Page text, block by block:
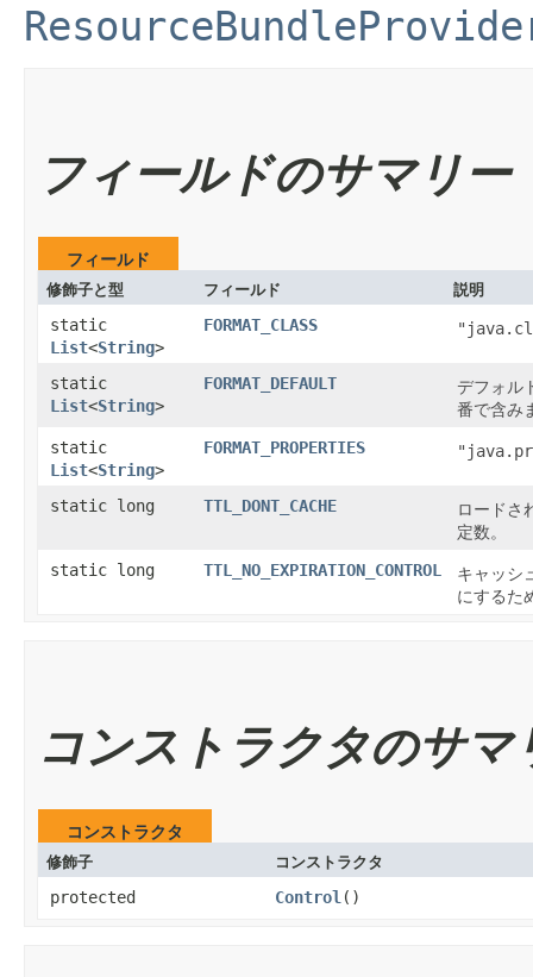
フィールドのサマリー
フィールド
修飾子と型 フィールド 説明
static
List<String>
FORMAT_CLASS
static
List<String>
FORMAT_DEFAULT
デフォル
番で含み
static
List<String>
FORMAT_PROPERTIES
static long TTL_DONT_CACHE
ロードさ
定数。
static long
TTL_NO_EXPIRATION_CONTROL
キャッシ
にするた
コンストラクタのサマ
コンストラクタ
修飾子 コンストラクタ
protected Control ()